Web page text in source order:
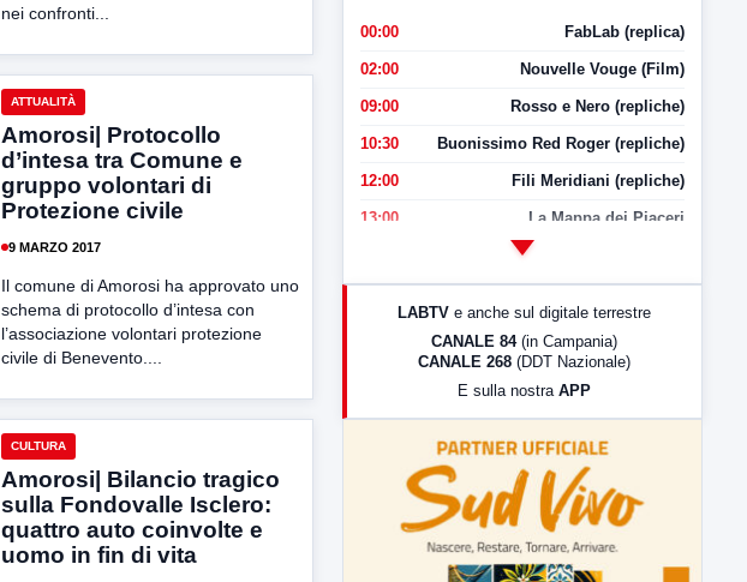
nei confronti...
ATTUALITÀ
Amorosi| Protocollo
d’intesa tra Comune e
gruppo volontari di
Protezione civile
9 MARZO 2017
Il comune di Amorosi ha approvato uno
schema di protocollo d’intesa con
l’associazione volontari protezione
civile di Benevento....
CULTURA
Amorosi| Bilancio tragico
sulla Fondovalle Isclero:
quattro auto coinvolte e
uomo in fin di vita
00:00 FabLab (replica)
02:00 Nouvelle Vouge (Film)
09:00 Rosso e Nero (repliche)
10:30 Buonissimo Red Roger (repliche)
12:00 Fili Meridiani (repliche)
13:00 La Mappa dei Piaceri
LabNews (Diretta)
LabNews (replica)
LABTV e anche sul digitale terrestre
CANALE 84 (in Campania)
CANALE 268 (DDT Nazionale)
E sulla nostra APP